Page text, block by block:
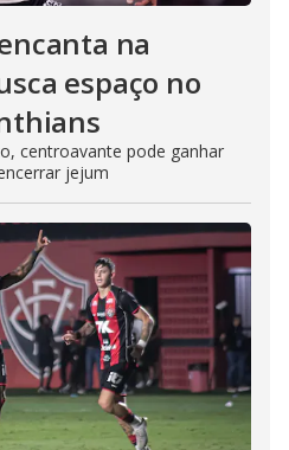
na
espaço no
centroavante pode ganhar
jejum